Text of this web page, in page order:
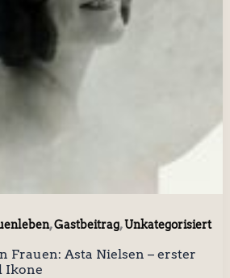
,Gastbeitrag,Unkategorisiert
Frauen: Asta Nielsen – erster
Ikone